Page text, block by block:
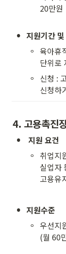
20만원
• 지원기간
◦ 육아휴
단위로
◦ 신청 :
신청하
4. 고용촉진
• 지원 요건
◦ 취업지
실업자
고용유
• 지원수준
◦ 우선지
(월 60